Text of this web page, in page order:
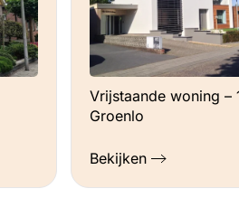
Vrijstaande woning –
Groenlo
Bekijken